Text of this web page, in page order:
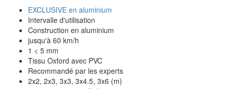
EXCLUSIVE en aluminium
Intervalle d'utilisation
Construction en aluminium
jusqu'à 60 km/h
1 < 5 mm
Tissu Oxford avec PVC
Recommandé par les experts
2x2, 2x3, 3x3, 3x4.5, 3x6 (m)